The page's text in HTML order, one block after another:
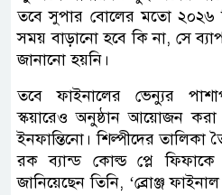
তবে সুপার বোলের মতো ২০২৬
সময় বাড়ানো হবে কি না, সে
জানানো হয়নি।
তবে ফাইনালের ভেন্যুর
স্কয়ারেও অনুষ্ঠান আয়োজন করা
ইনফান্তিনো। শিল্পীদের তালিকা
রক ব্যান্ড কোল্ড প্লে
জানিয়েছেন তিনি, ‘ব্রোঞ্জ